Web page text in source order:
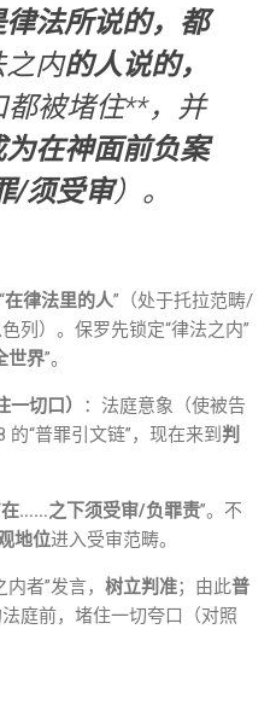
法所说的，都
内的人说的，
都被堵住**，并
在神面前负案
/须受审）。
在律法里的人”（处于托拉范畴/
列）。保罗先锁定“律法之内”
世界”。
切口）
：法庭意象（使被告
的“普罪引文链”，现在来到 判
在……之下须受审/负罪责”。不
地位进入受审范畴。
者”发言， 树立判准；由此普
庭前，堵住一切夸口（对照